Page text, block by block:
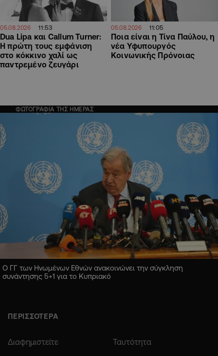
05.08.2026 11:53
Dua Lipa και Callum Turner:
Η πρώτη τους εμφάνιση
στο κόκκινο χαλί ως
παντρεμένο ζευγάρι
05.08.2026 11:05
Ποια είναι η Τίνα Παύλου, η
νέα Υφυπουργός
Κοινωνικής Πρόνοιας
ΦΩΤΟΓΡΑΦΙΑ ΤΗΣ ΗΜΕΡΑΣ
Ο ΓΓ των Ηνωμένων Εθνών ανακοινώνει την σύγκληση
συνάντησης 5+1 για το Κυπριακό
ΠΕΡΙΣΣΟΤΕΡΑ
Διαφημιστείτε Ταυτότητα